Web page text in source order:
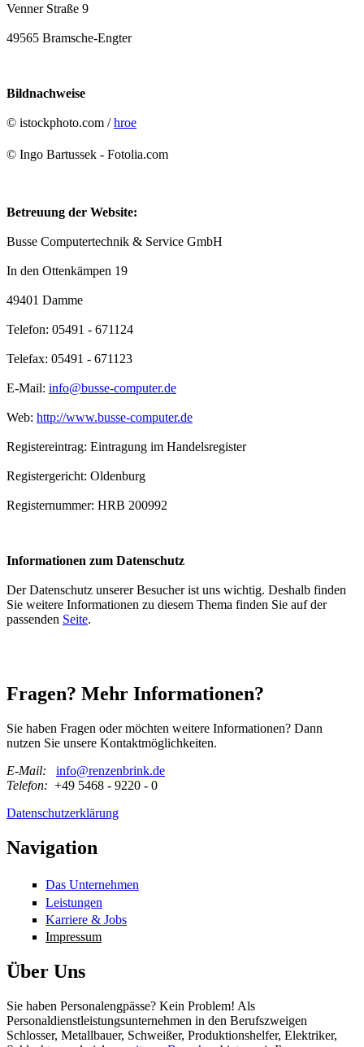
Venner Straße 9
49565 Bramsche-Engter
Bildnachweise
© istockphoto.com /hroe
© Ingo Bartussek - Fotolia.com
Betreuung der Website:
Busse Computertechnik & Service GmbH
In den Ottenkämpen 19
49401 Damme
Telefon: 05491 - 671124
Telefax: 05491 - 671123
E-Mail: info@busse-computer.de
Web: http://www.busse-computer.de
Registereintrag: Eintragung im Handelsregister
Registergericht: Oldenburg
Registernummer: HRB 200992
Informationen zum Datenschutz
Der Datenschutz unserer Besucher ist uns wichtig. Deshalb finden
Sie weitere Informationen zu diesem Thema finden Sie auf der
passenden Seite.
Fragen? Mehr Informationen?
Sie haben Fragen oder möchten weitere Informationen? Dann
nutzen Sie unsere Kontaktmöglichkeiten.
E-Mail:
info@renzenbrink.de
Telefon: +49 5468 - 9220 - 0
Datenschutzerklärung
Navigation
Das Unternehmen
Leistungen
Karriere & Jobs
Impressum
Über Uns
Sie haben Personalengpässe? Kein Problem! Als
Personaldienstleistungsunternehmen in den Berufszweigen
Schlosser, Metallbauer, Schweißer, Produktionshelfer, Elektriker,